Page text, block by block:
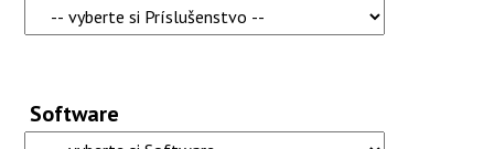
Software